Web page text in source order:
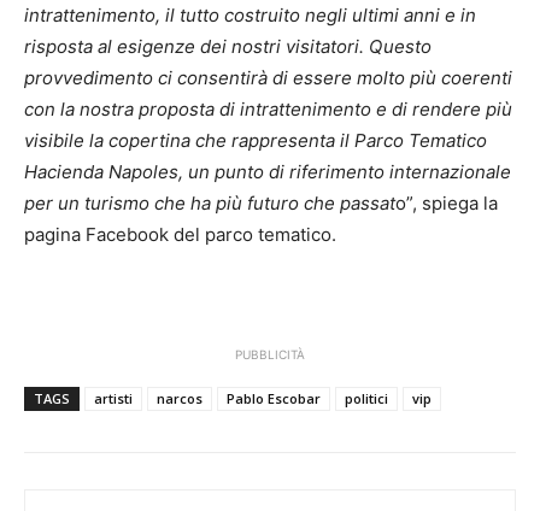
intrattenimento, il tutto costruito negli ultimi anni e in
risposta al esigenze dei nostri visitatori. Questo
provvedimento ci consentirà di essere molto più coerenti
con la nostra proposta di intrattenimento e di rendere più
visibile la copertina che rappresenta il Parco Tematico
Hacienda Napoles, un punto di riferimento internazionale
per un turismo che ha più futuro che passato”, spiega la
pagina Facebook del parco tematico.
PUBBLICITÀ
TAGS artisti narcos Pablo Escobar politici vip